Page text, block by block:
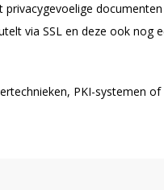
documenten
via SSL en deze ook nog
PKI-systemen of